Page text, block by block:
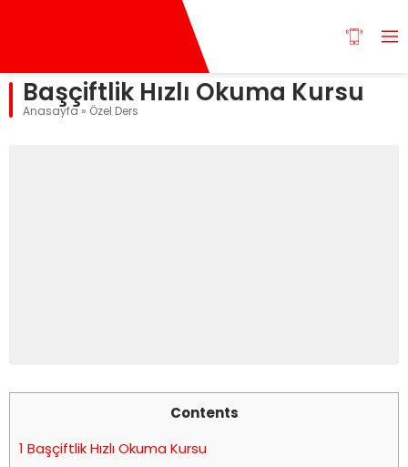
Başçiftlik Hızlı Okuma Kursu
Anasayfa » Özel Ders
Contents
1 Başçiftlik Hızlı Okuma Kursu